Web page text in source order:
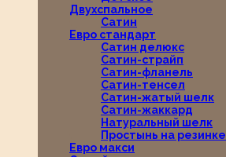
Двухспальное
Сатин
Евро стандарт
Сатин делюкс
Сатин-страйп
Сатин-фланель
Сатин-тенсел
Сатин-жатый шелк
Сатин-жаккард
Натуральный шелк
Простынь на резинке
Евро макси